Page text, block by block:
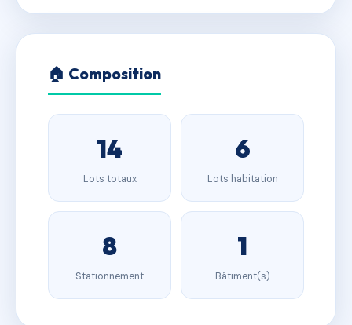
🏠 Composition
14
Lots totaux
6
Lots habitation
8
Stationnement
1
Bâtiment(s)